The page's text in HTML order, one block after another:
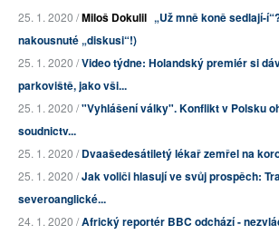
25. 1. 2020 /Miloš Dokulil „Už mně koně sedlají-
nakousnuté „diskusi“!)
25. 1. 2020 /Video týdne: Holandský premiér si
parkoviště, jako vši...
25. 1. 2020 /"Vyhlášení války". Konflikt v Polsku
soudnictv...
25. 1. 2020 /Dvaašedesátiletý lékař zemřel na
25. 1. 2020 /Jak voliči hlasují ve svůj prospěch:
severoanglické...
24. 1. 2020 /Africký reportér BBC odchází -